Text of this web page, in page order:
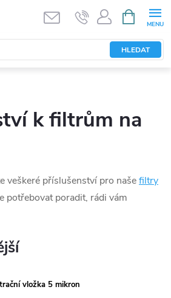
HLEDAT
NÁKUPNÍ
KOŠÍK
k filtrům na
veškeré příslušenství pro našefiltry
potřebovat poradit, rádi vám
vložka 5 mikron